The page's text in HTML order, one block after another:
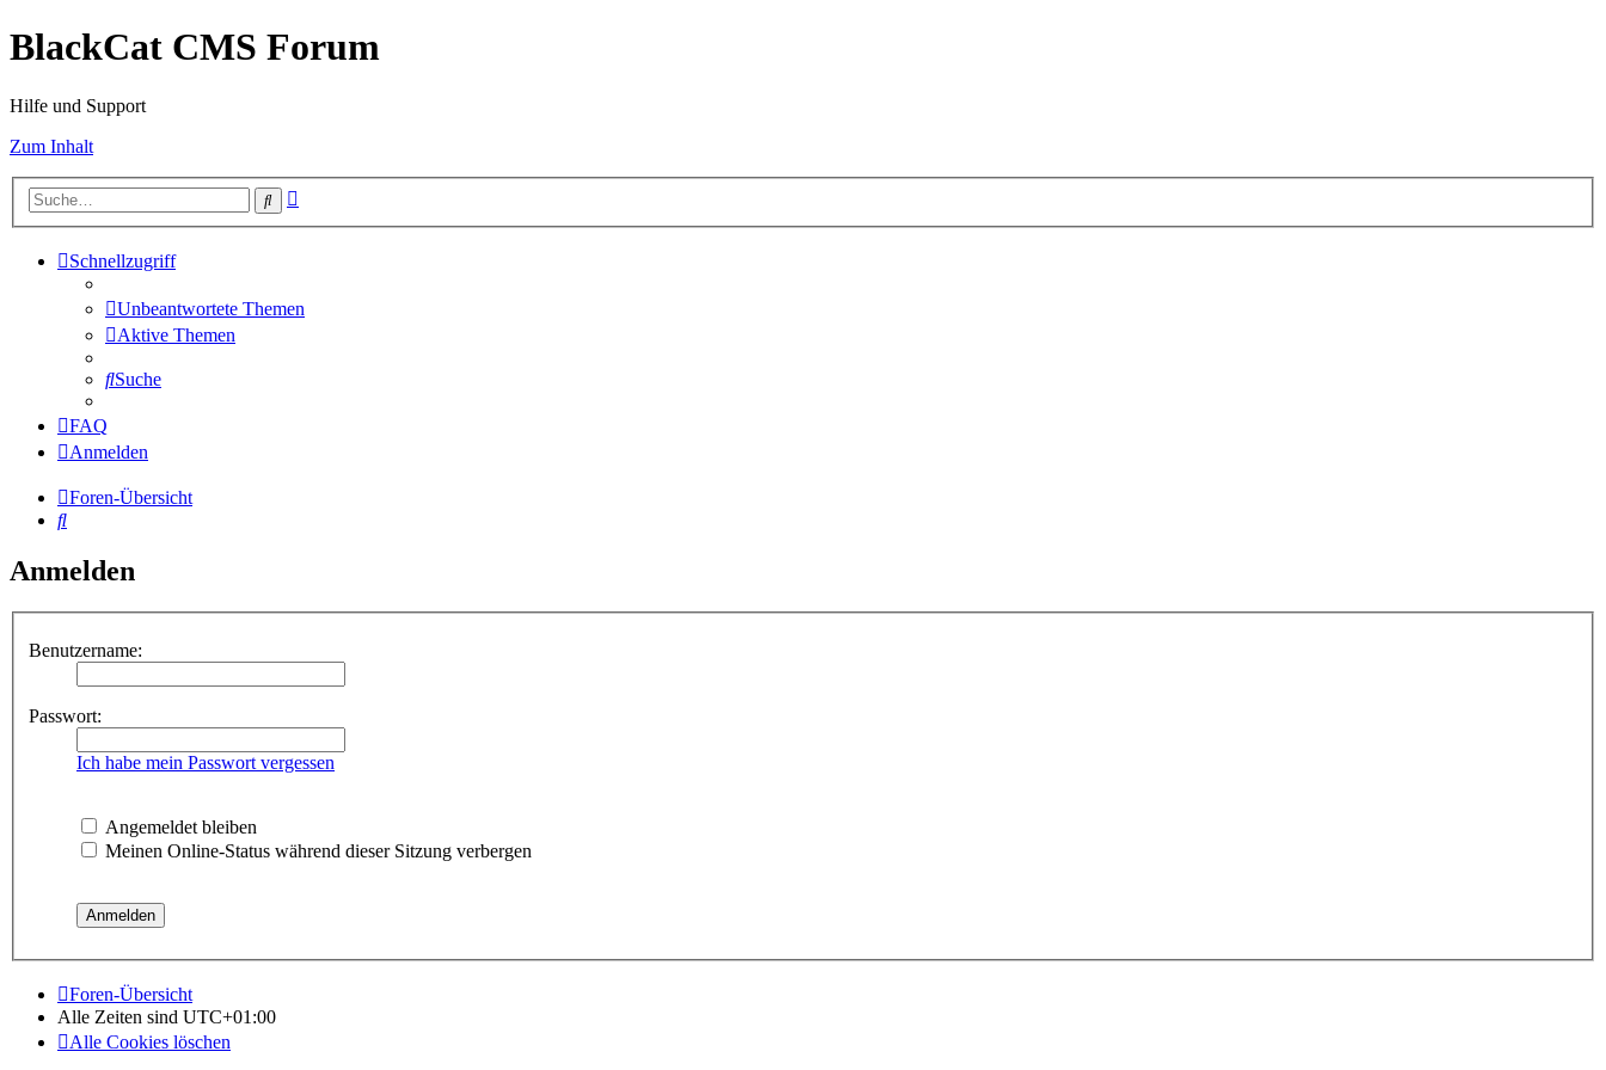
BlackCat CMS Forum
Hilfe und Support
Zum Inhalt
Suche
Schnellzugriff
Unbeantwortete Themen
Aktive Themen
Suche
FAQ
Anmelden
Foren-Übersicht
Suche
Anmelden
Benutzername:
Passwort:
Ich habe mein Passwort vergessen
Angemeldet bleiben
Meinen Online-Status während dieser Sitzung verbergen
Foren-Übersicht
Alle Zeiten sind UTC+01:00
Alle Cookies löschen